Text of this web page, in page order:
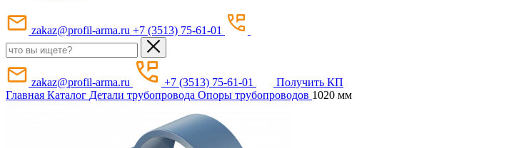
zakaz@profil-arma.ru +7 (3513) 75-61-01
zakaz@profil-arma.ru +7 (3513) 75-61-01
Получить КП
Главная Каталог Детали трубопровода Опоры трубопроводов 1020 мм